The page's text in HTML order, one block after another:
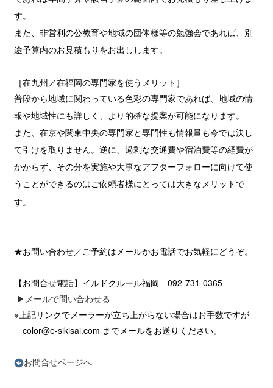
す。
また、非営利の公教育や地域の団体様等の勉強会であれば、別
途予算内のお見積もりをお出しします。
［在九州／在福岡の専門家を使うメリット］
普段から地域に関わっている色彩の専門家であれば、地域の情
報や地域性にも詳しく、より的確な提案が可能になります。
また、在京や関東中央の専門家と専門性も情報量も今では決し
て引けを取りません。逆に、過剰な交通費や宿泊費等の経費が
かからず、その分を実施や大事なアフターフォローに向けて使
うことができるのはご依頼者様にとっては大きなメリットで
す。
★お問い合わせ／ご予約はメールかお電話でお気軽にどうぞ。
【お問合せ電話】イルドクルール福岡 092-731-0365
▶︎メールで問い合わせる
※上記リンクでメーラーが立ち上がらない場合はお手数ですが
color@e-sikisai.com までメールをお送りください。
お問合せページへ